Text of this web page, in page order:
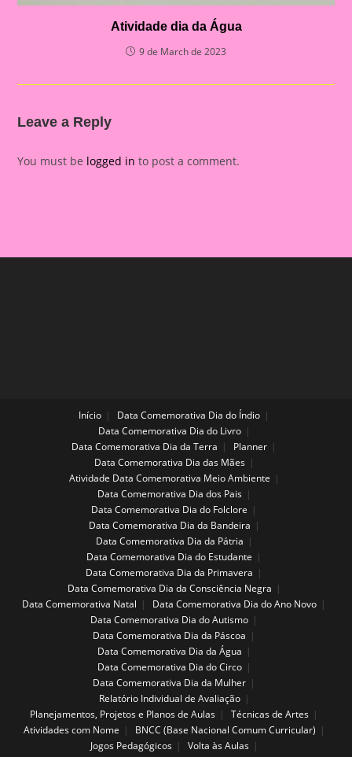
Atividade dia da Água
9 de March de 2023
Leave a Reply
You must be logged in to post a comment.
Início
Data Comemorativa Dia do Índio
Data Comemorativa Dia do Livro
Data Comemorativa Dia da Terra
Planner
Data Comemorativa Dia das Mães
Atividade Data Comemorativa Meio Ambiente
Data Comemorativa Dia dos Pais
Data Comemorativa Dia do Folclore
Data Comemorativa Dia da Bandeira
Data Comemorativa Dia da Pátria
Data Comemorativa Dia do Estudante
Data Comemorativa Dia da Primavera
Data Comemorativa Dia da Consciência Negra
Data Comemorativa Natal
Data Comemorativa Dia do Ano Novo
Data Comemorativa Dia do Autismo
Data Comemorativa Dia da Páscoa
Data Comemorativa Dia da Água
Data Comemorativa Dia do Circo
Data Comemorativa Dia da Mulher
Relatório Individual de Avaliação
Planejamentos, Projetos e Planos de Aulas
Técnicas de Artes
Atividades com Nome
BNCC (Base Nacional Comum Curricular)
Jogos Pedagógicos
Volta às Aulas